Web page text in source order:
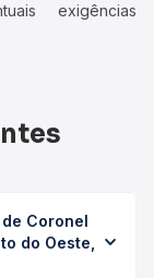
exigências
Coronel
do Oeste,